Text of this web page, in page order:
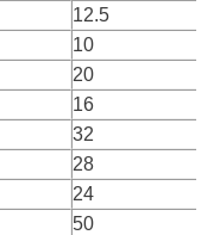
12.5
10
20
16
32
28
24
50